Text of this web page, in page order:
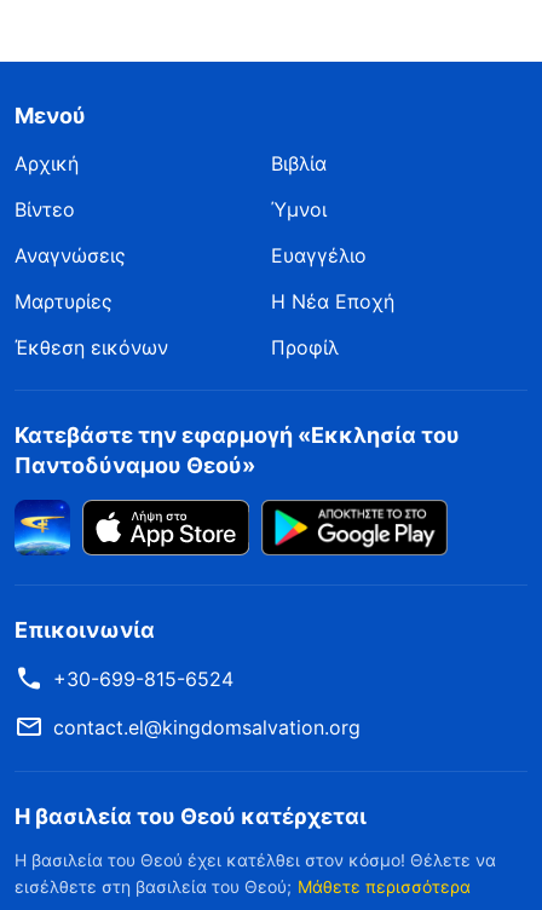
Μενού
Αρχική
Βιβλία
Βίντεο
Ύμνοι
Αναγνώσεις
Ευαγγέλιο
Μαρτυρίες
Η Νέα Εποχή
Έκθεση εικόνων
Προφίλ
Κατεβάστε την εφαρμογή «Εκκλησία του
Παντοδύναμου Θεού»
Επικοινωνία
+30-699-815-6524
contact.el@kingdomsalvation.org
Η βασιλεία του Θεού κατέρχεται
Η βασιλεία του Θεού έχει κατέλθει στον κόσμο! Θέλετε να
εισέλθετε στη βασιλεία του Θεού; Μάθετε περισσότερα